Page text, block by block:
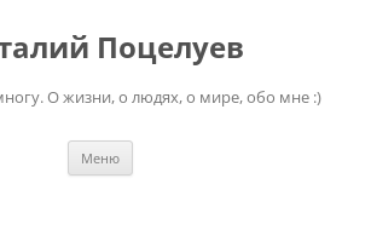
Поцелуев
О жизни, о людях, о мире, обо мне :)
Меню